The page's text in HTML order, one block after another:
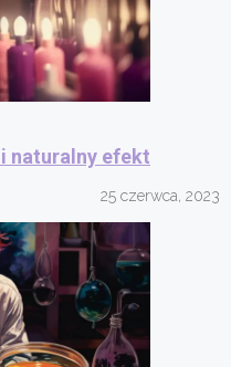
naturalny efekt
25 czerwca, 2023